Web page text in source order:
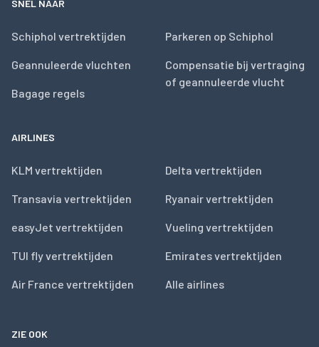
SNEL NAAR
Schiphol vertrektijden
Geannuleerde vluchten
Bagage regels
Parkeren op Schiphol
Compensatie bij vertraging
of geannuleerde vlucht
AIRLINES
KLM vertrektijden
Transavia vertrektijden
easyJet vertrektijden
TUI fly vertrektijden
Air France vertrektijden
Delta vertrektijden
Ryanair vertrektijden
Vueling vertrektijden
Emirates vertrektijden
Alle airlines
ZIE OOK